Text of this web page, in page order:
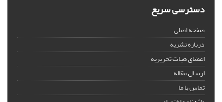
دسترسی سریع
صفحه اصلی
درباره نشریه
اعضای هیات تحریریه
ارسال مقاله
تماس با ما